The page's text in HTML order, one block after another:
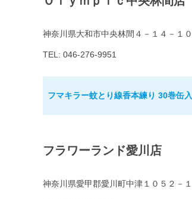
神奈川県大和市中央林間４－１４－１０
TEL: 046-276-9951
フマキラー蚊とり線香本練り 30巻缶入
フラワーランド愛川店
神奈川県愛甲郡愛川町中津１０５２－１